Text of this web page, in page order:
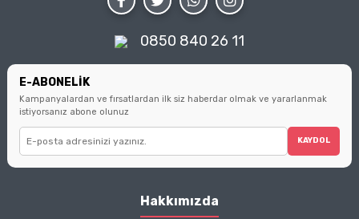
Küçük seçimlerin büyük
hatırlatarak, sizi bilinçli
tüketici olmanın
ipuçlarıyla
0850 840 26 11
E-ABONELİK
Kampanyalardan ve fırsatlardan ilk siz haberdar olmak ve yararlanmak
istiyorsanız abone olunuz
KAYDOL
Hakkımızda